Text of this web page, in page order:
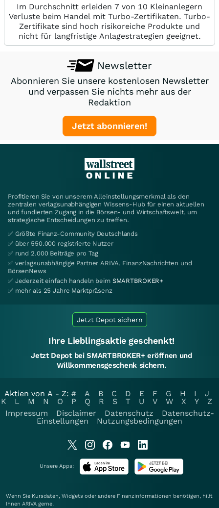
Im Durchschnitt erleiden 7 von 10 Kleinanlegern
Verluste beim Handel mit Turbo-Zertifikaten. Turbo-
Zertifikate sind hoch risikoreiche Produkte und
nicht für langfristige Anlagestrategien geeignet.
Newsletter
Abonnieren Sie unsere kostenlosen Newsletter
und verpassen Sie nichts mehr aus der
Redaktion
Jetzt abonnieren!
Profitieren Sie von unserem Alleinstellungsmerkmal als den
zentralen verlagsunabhängigen Wissens-Hub für einen aktuellen
und fundierten Zugang in die Börsen- und Wirtschaftswelt, um
strategische Entscheidungen zu treffen.
✅ Größte Finanz-Community Deutschlands
✅ über 550.000 registrierte Nutzer
✅ rund 2.000 Beiträge pro Tag
✅ verlagsunabhängige Partner ARIVA, FinanzNachrichten und
BörsenNews
✅ Jederzeit einfach handeln beim SMARTBROKER+
✅ mehr als 25 Jahre Marktpräsenz
Jetzt Depot sichern
Ihre Lieblingsaktie geschenkt!
Jetzt Depot bei SMARTBROKER+ eröffnen und
Willkommensgeschenk sichern.
Aktien von A - Z: # A B C D E F G H I
J
K
L M N O P Q R S T U V W X Y
Z
Impressum
Disclaimer Datenschutz
Datenschutz-
Einstellungen
Nutzungsbedingungen
Unsere Apps:
Wenn Sie Kursdaten, Widgets oder andere Finanzinformationen benötigen, hilft
Ihnen ARIVA gerne.